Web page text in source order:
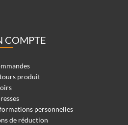
COMPTE
produit
personnelles
de réduction